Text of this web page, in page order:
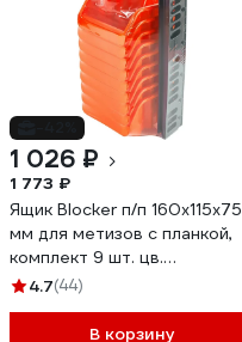
1 026 ₽
1 773 ₽
Ящик Blocker п/п 160х115х75
мм для метизов с планкой,
комплект 9 шт. цв.
оранжевый, 31426
4.7(44)
В корзину